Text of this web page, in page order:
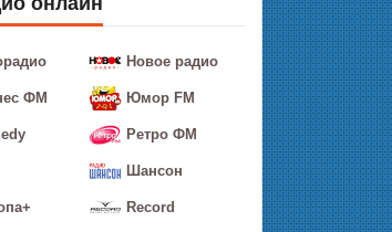
ФМ
Новое радио
Юмор FM
Ретро ФМ
Шансон
Record